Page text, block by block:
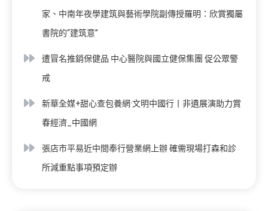
家、中南年夜學建筑與藝術學院副傳授羅明：欣賞獨屬
書院的“建筑意”
遭冒名推銷保健品 中心醫院與國立健保集團 促公眾警
戒
新華全媒+甜心查包養網·文明中國行丨非遺展演助力賞
春經濟_中國網
張店市平易近中間奉行營業網上辦 確需現場打森和診
所減重點事項預定辦